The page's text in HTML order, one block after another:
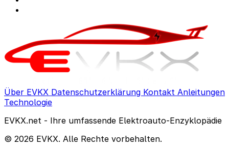
Über EVKX Datenschutzerklärung Kontakt Anleitungen
Technologie
EVKX.net - Ihre umfassende Elektroauto-Enzyklopädie
© 2026 EVKX. Alle Rechte vorbehalten.